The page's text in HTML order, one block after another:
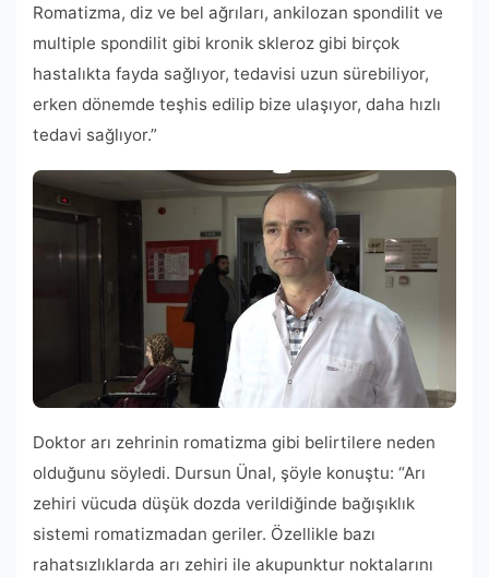
Romatizma, diz ve bel ağrıları, ankilozan spondilit ve
multiple spondilit gibi kronik skleroz gibi birçok
hastalıkta fayda sağlıyor, tedavisi uzun sürebiliyor,
erken dönemde teşhis edilip bize ulaşıyor, daha hızlı
tedavi sağlıyor.”
Doktor arı zehrinin romatizma gibi belirtilere neden
olduğunu söyledi. Dursun Ünal, şöyle konuştu: “Arı
zehiri vücuda düşük dozda verildiğinde bağışıklık
sistemi romatizmadan geriler. Özellikle bazı
rahatsızlıklarda arı zehiri ile akupunktur noktalarını